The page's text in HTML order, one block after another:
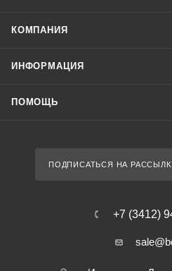
КОМПАНИЯ
ИНФОРМАЦИЯ
ПОМОЩЬ
ПОДПИСАТЬСЯ НА
+7 (3412)